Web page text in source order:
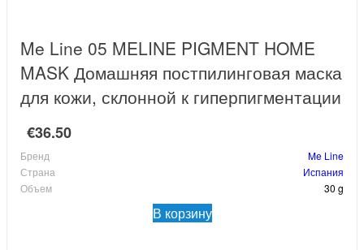
Me Line 05 MELINE PIGMENT HOME
MASK Домашняя постпилинговая маска
для кожи, склонной к гиперпигментации
€36.50
Бренд
Me Line
Страна
Испания
Объем
30 g
В корзину